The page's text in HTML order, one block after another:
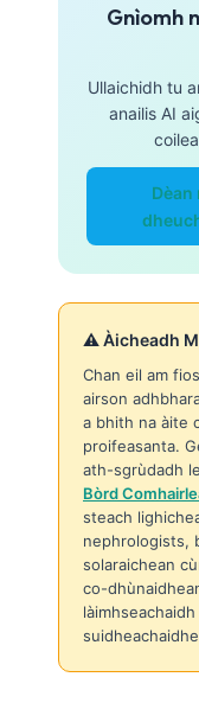
Gnìomh
Ullaichidh tu
anailis AI
⚠️ Àicheadh
Chan eil am
airson
a bhith na àite
proifeasanta.
ath-sgrùdadh
Bòrd
steach
nephrologists,
solaraichean
co-